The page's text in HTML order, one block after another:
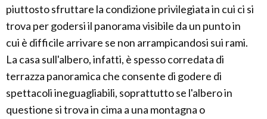
piuttosto sfruttare la condizione privilegiata in cui ci si
trova per godersi il panorama visibile da un punto in
cui è difficile arrivare se non arrampicandosi sui rami.
La casa sull'albero, infatti, è spesso corredata di
terrazza panoramica che consente di godere di
spettacoli ineguagliabili, soprattutto se l'albero in
questione si trova in cima a una montagna o